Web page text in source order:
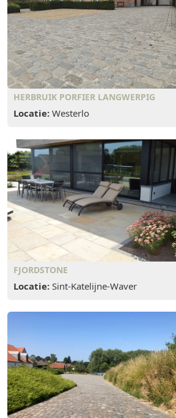
HERBRUIK PORFIER LANGWERPIG
Locatie: Westerlo
FJORDSTONE
Locatie: Sint-Katelijne-Waver